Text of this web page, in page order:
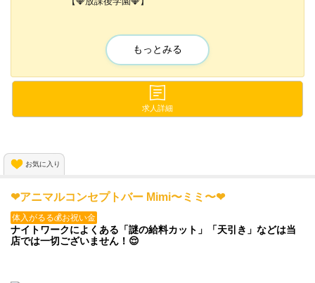
待遇のよさ・稼ぎやすさ・働きやすさの3点セット🌟💕
エリアトップクラスの時給6,000円～＋バック👑
体験入店でも高額バックがあるため
面接・体入随時受付中✨😌
もっとみる
求人詳細
お気に入り
❤アニマルコンセプトバー Mimi〜ミミ〜❤
体入がるる💰お祝い金
ナイトワークによくある「謎の給料カット」「天引き」などは当
店では一切ございません！😌